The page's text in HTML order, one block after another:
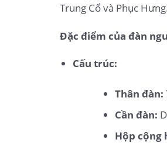
Trung Cổ và Phục
Đặc điểm của đàn
Cấu trúc:
Thân đàn:
Cần đàn:
Hộp cộng